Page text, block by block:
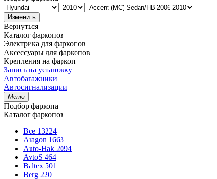
Изменить
Вернуться
Каталог фаркопов
Электрика для фаркопов
Аксессуары для фаркопов
Крепления на фаркоп
Запись на установку
Автобагажники
Автосигнализации
Меню
Подбор фаркопа
Каталог фаркопов
Все 13224
Aragon 1663
Auto-Hak 2094
AvtoS 464
Baltex 501
Berg 220